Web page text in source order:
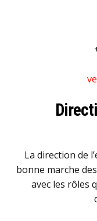
La direction de
bonne marche
avec les rôles